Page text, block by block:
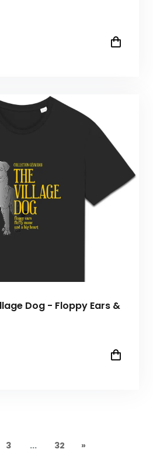
Dog - Floppy Ears &
3 ... 32 »